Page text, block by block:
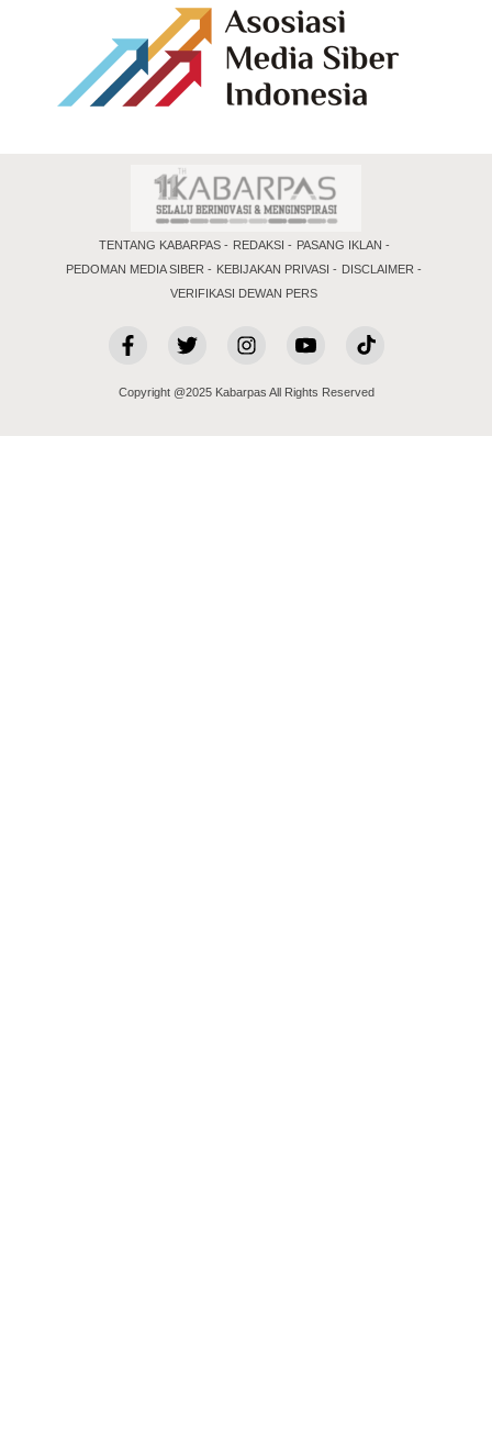
TENTANG KABARPAS REDAKSI
PASANG IKLAN
PEDOMAN MEDIA SIBER
KEBIJAKAN PRIVASI
DISCLAIMER
VERIFIKASI DEWAN PERS
Copyright @2025 Kabarpas All Rights Reserved